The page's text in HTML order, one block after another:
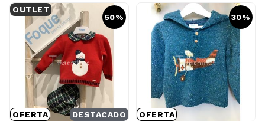
50%
OFERTA DESTACADO
OUTLET
30%
OFERTA